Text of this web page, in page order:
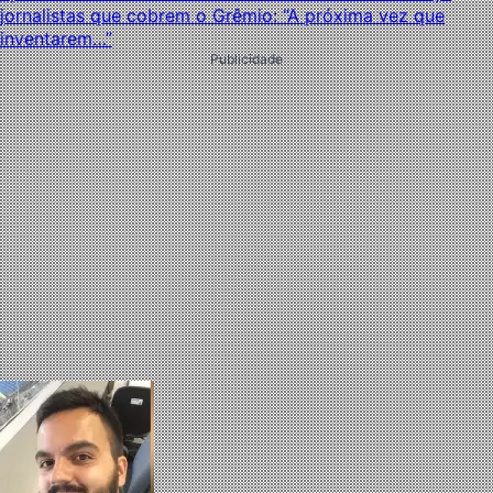
jornalistas que cobrem o Grêmio: “A próxima vez que
inventarem…”
Publicidade